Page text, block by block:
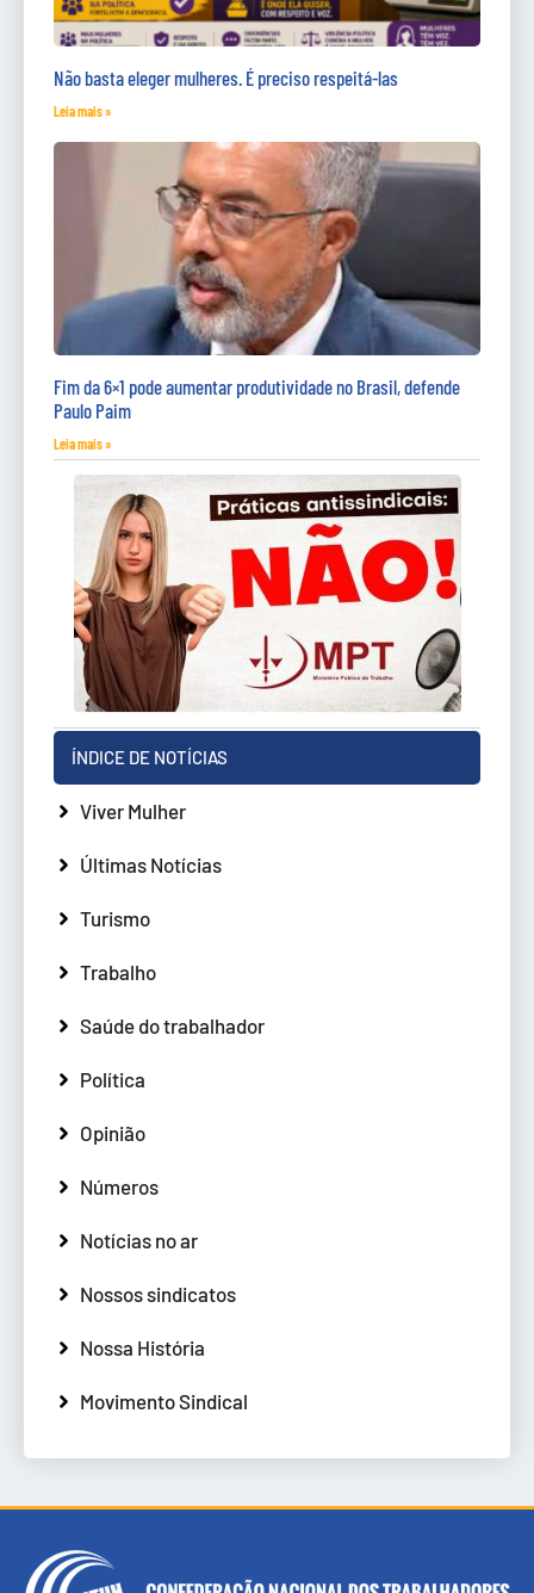
Não basta eleger mulheres. É preciso respeitá-las
Leia mais »
Fim da 6×1 pode aumentar produtividade no Brasil, defende
Paulo Paim
Leia mais »
ÍNDICE DE NOTÍCIAS
Viver Mulher
Últimas Notícias
Turismo
Trabalho
Saúde do trabalhador
Política
Opinião
Números
Notícias no ar
Nossos sindicatos
Nossa História
Movimento Sindical